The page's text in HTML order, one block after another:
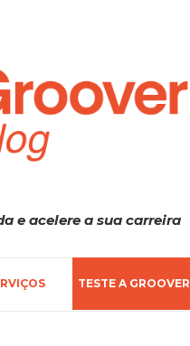
e acelere a sua carreira
TESTE A GROOVER